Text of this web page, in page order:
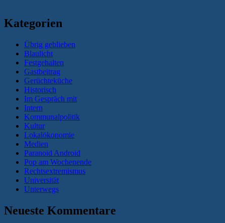
Kategorien
Übrig geblieben
Blaulicht
Festgehalten
Gastbeitrag
Gerüchteküche
Historisch
Im Gespräch mit
Intern
Kommunalpolitik
Kultur
Lokalökonomie
Medien
Paranoid Android
Pop am Wochenende
Rechtsextremismus
Universität
Unterwegs
Neueste Kommentare